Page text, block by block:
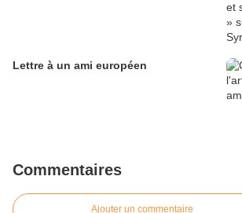
Lettre à un ami européen
Commentaires
Ajouter un commentaire